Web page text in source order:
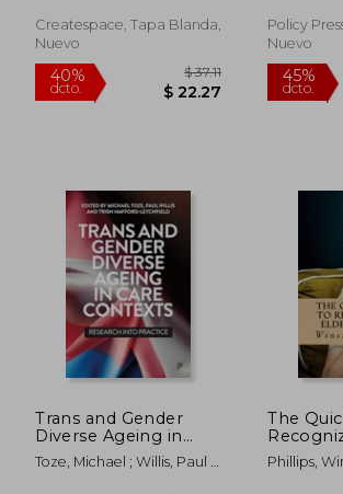
(en Inglés)
Createspace, Tapa Blanda,
Nuevo
Paul
Policy
Nuevo
Trans and Gender
Diverse Ageing in
Care Contexts:
Research Into
Toze, Michael ; Willis, Paul ;
The
Fraud:
Financial
Phillips,